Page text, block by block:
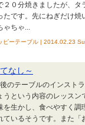
０分焼きましたが、タ
です。先にねぎだけ焼
ゃちゃ...
ピーテーブル | 2014.02.23
なし～
のテーブルのインスト
という内容のレッスン
を生かし、食べやすく調
いるそうです。また「